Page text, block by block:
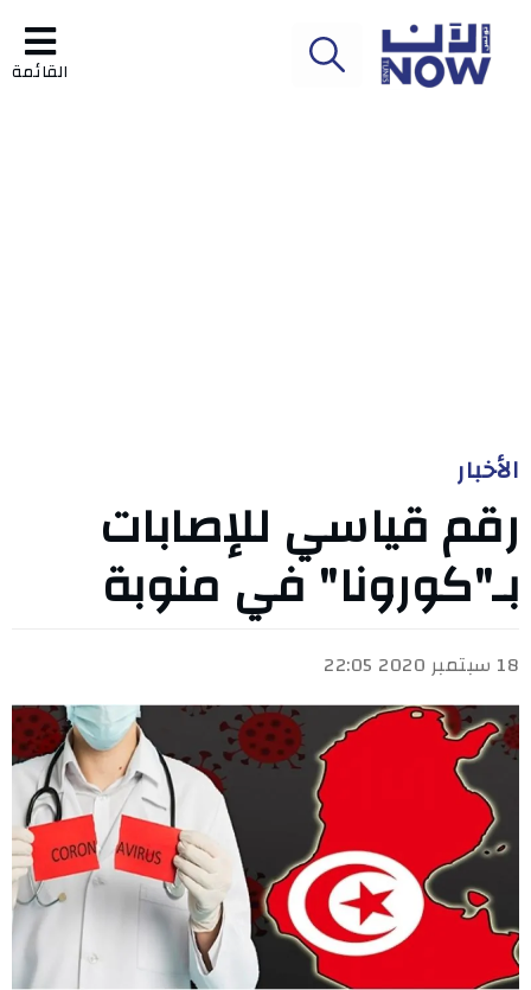
القائمة
الأخبار
رقم قياسي للإصابات
بـ"كورونا" في منوبة
18 سبتمبر 2020 22:05